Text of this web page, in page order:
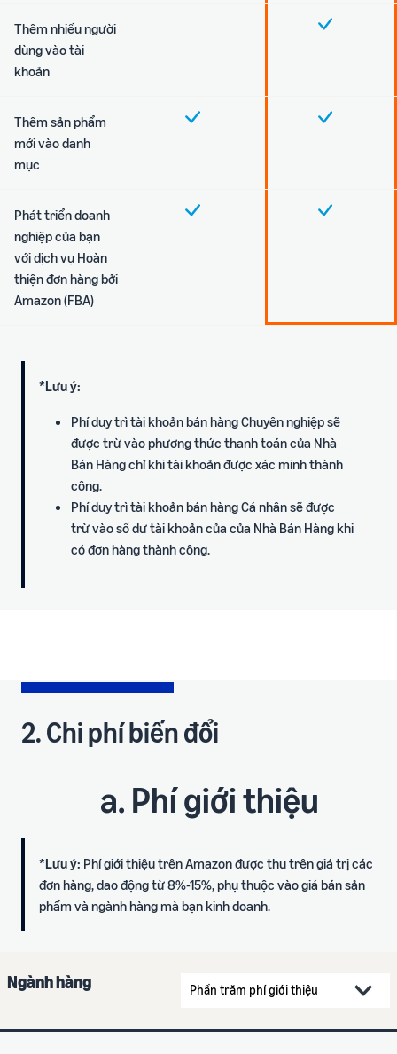
Thêm nhiều người
dùng vào tài
khoản
Thêm sản phẩm
mới vào danh
mục
Phát triển doanh
nghiệp của bạn
với dịch vụ Hoàn
thiện đơn hàng bởi
Amazon (FBA)
*Lưu ý:
Phí duy trì tài khoản bán hàng Chuyên nghiệp sẽ
được trừ vào phương thức thanh toán của Nhà
Bán Hàng chỉ khi tài khoản được xác minh thành
công.
Phí duy trì tài khoản bán hàng Cá nhân sẽ được
trừ vào số dư tài khoản của của Nhà Bán Hàng khi
có đơn hàng thành công.
2. Chi phí biến đổi
a. Phí giới thiệu
*Lưu ý: Phí giới thiệu trên Amazon được thu trên giá trị các
đơn hàng, dao động từ 8%-15%, phụ thuộc vào giá bán sản
phẩm và ngành hàng mà bạn kinh doanh.
Ngành hàng